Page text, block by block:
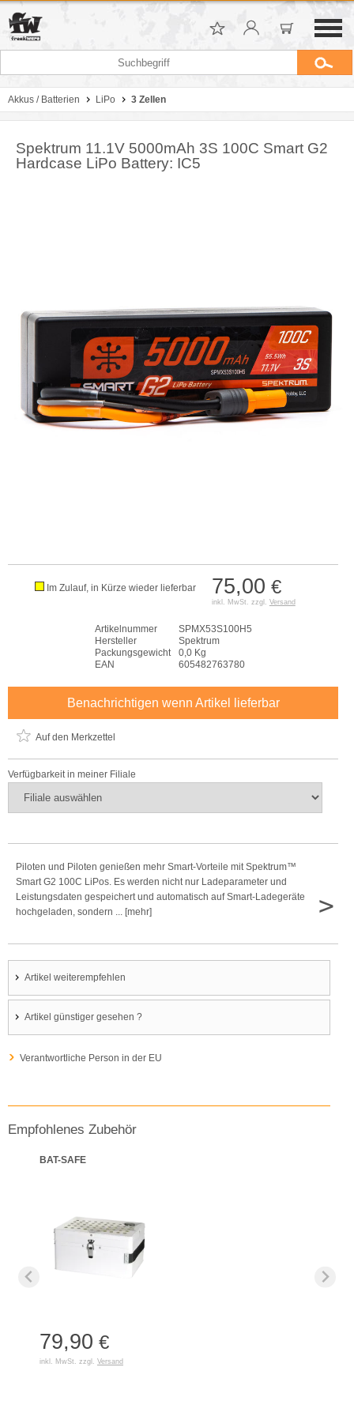
Akkus / Batterien LiPo 3 Zellen
Spektrum 11.1V 5000mAh 3S 100C Smart G2
Hardcase LiPo Battery: IC5
75,00 €
inkl. MwSt. zzgl. Versand
Im Zulauf, in Kürze wieder lieferbar
Artikelnummer
SPMX53S100H5
Hersteller
Spektrum
Packungsgewicht
0,0 Kg
EAN
605482763780
Benachrichtigen wenn Artikel lieferbar
Auf den Merkzettel
Verfügbarkeit in meiner Filiale
Piloten und Piloten genießen mehr Smart-Vorteile mit Spektrum™
Smart G2 100C LiPos. Es werden nicht nur Ladeparameter und
Leistungsdaten gespeichert und automatisch auf Smart-Ladegeräte
hochgeladen, sondern ... [mehr]
>
Artikel weiterempfehlen
Artikel günstiger gesehen ?
Verantwortliche Person in der EU
Empfohlenes Zubehör
BAT-SAFE
79,90 €
inkl. MwSt. zzgl. Versand